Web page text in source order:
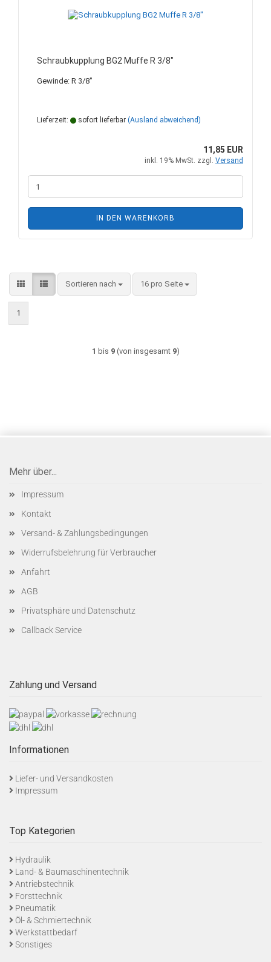
Schraubkupplung BG2 Muffe R 3/8"
Gewinde: R 3/8"
Lieferzeit: sofort lieferbar (Ausland abweichend)
11,85 EUR
inkl. 19% MwSt. zzgl. Versand
IN DEN WARENKORB
Sortieren nach
Sortieren nach 16 pro Seite
pro Seite
1
1 bis 9(von insgesamt 9)
Mehr über...
Impressum
Kontakt
Versand- & Zahlungsbedingungen
Widerrufsbelehrung für Verbraucher
Anfahrt
AGB
Privatsphäre und Datenschutz
Callback Service
Zahlung und Versand
Informationen
Liefer- und Versandkosten
Impressum
Top Kategorien
Hydraulik
Land- & Baumaschinentechnik
Antriebstechnik
Forsttechnik
Pneumatik
Öl- & Schmiertechnik
Werkstattbedarf
Sonstiges